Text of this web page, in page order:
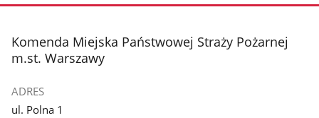
stopka
Komenda Miejska Państwowej Straży Pożarnej
m.st. Warszawy
ADRES
ul. Polna 1